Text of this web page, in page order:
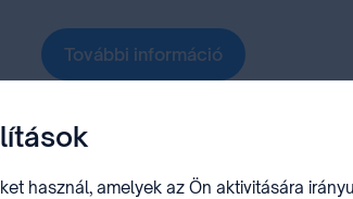
További információ
igénybevették az IP Scant
használ, amelyek az Ön aktivitására